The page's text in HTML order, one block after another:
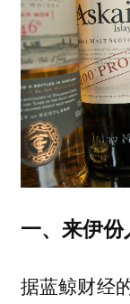
一、来伊
据蓝鲸财经